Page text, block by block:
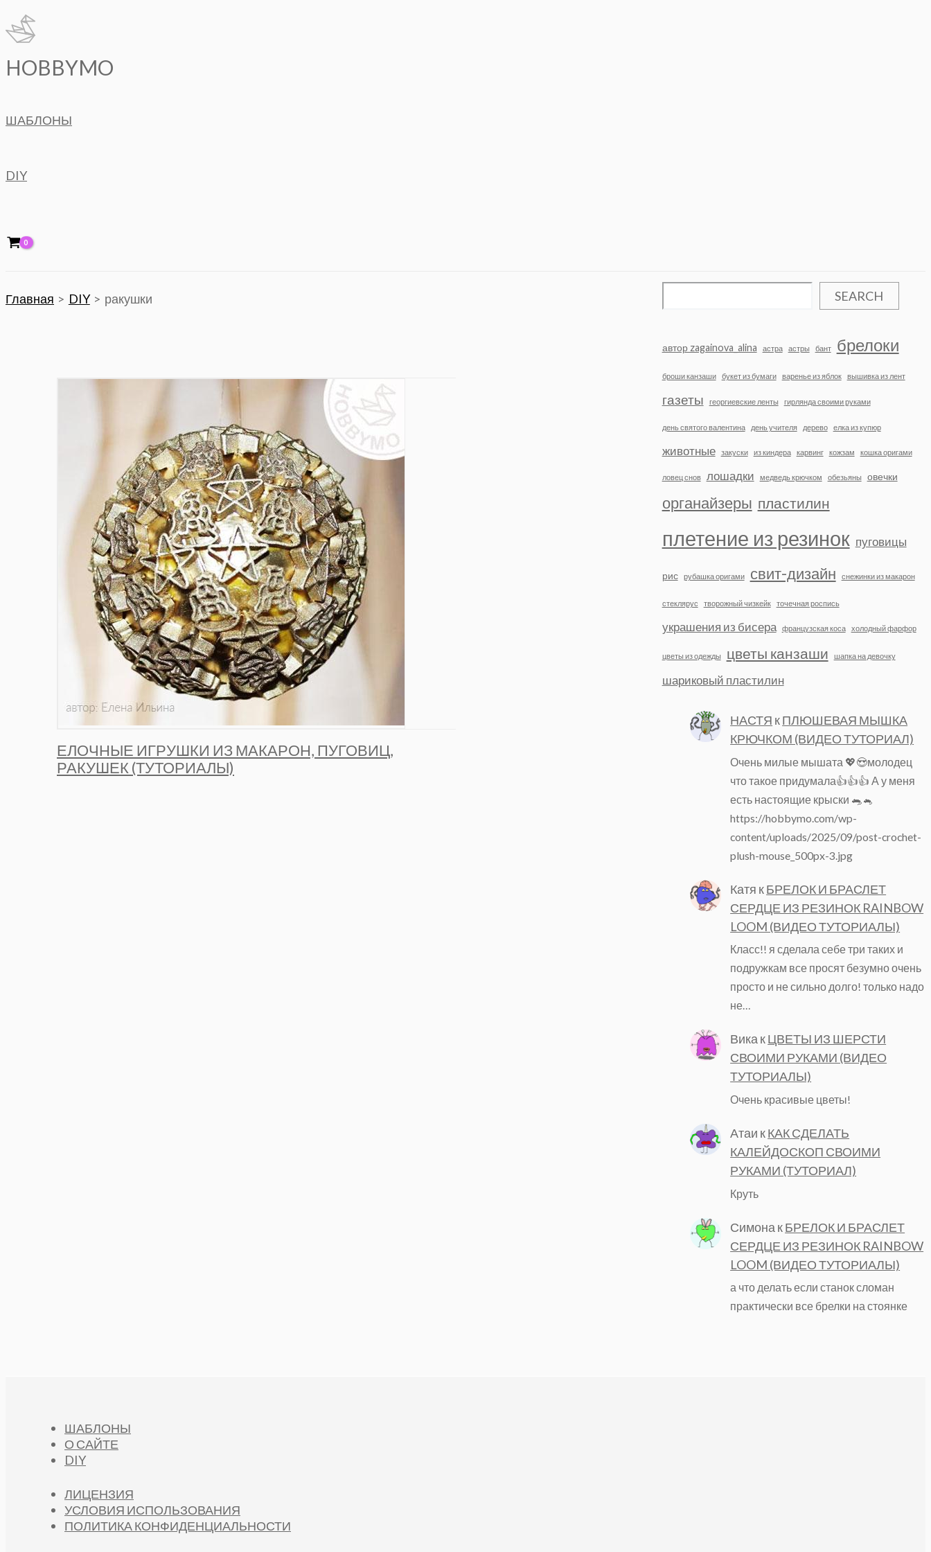
Перейти
к
содержимому
HOBBYMO
ШАБЛОНЫ
DIY
Главная DIY ракушки
ЕЛОЧНЫЕ ИГРУШКИ ИЗ МАКАРОН, ПУГОВИЦ,
РАКУШЕК (ТУТОРИАЛЫ)
SEARCH
автор zagainova_alina астра астры бант брелоки
броши канзаши букет из бумаги варенье из яблок вышивка из лент
газеты георгиевские ленты гирлянда своими руками
день святого валентина день учителя дерево елка из купюр
животные закуски из киндера карвинг кожзам кошка оригами
ловец снов лошадки медведь крючком обезьяны овечки
органайзеры пластилин
плетение из резинок пуговицы
рис рубашка оригами свит-дизайн снежинки из макарон
стеклярус творожный чизкейк точечная роспись
украшения из бисера французская коса холодный фарфор
цветы из одежды цветы канзаши шапка на девочку
шариковый пластилин
НАСТЯ кПЛЮШЕВАЯ МЫШКА
КРЮЧКОМ (ВИДЕО ТУТОРИАЛ)
Очень милые мышата 💖😍молодец
что такое придумала👍👍👍 А у меня
есть настоящие крыски 🐀🐁
https://hobbymo.com/wp-
content/uploads/2025/09/post-crochet-
plush-mouse_500px-3.jpg
Катя кБРЕЛОК И БРАСЛЕТ
СЕРДЦЕ ИЗ РЕЗИНОК RAINBOW
LOOM (ВИДЕО ТУТОРИАЛЫ)
Класс!! я сделала себе три таких и
подружкам все просят безумно очень
просто и не сильно долго! только надо
не…
ВикакЦВЕТЫ ИЗ ШЕРСТИ
СВОИМИ РУКАМИ (ВИДЕО
ТУТОРИАЛЫ)
Очень красивые цветы!
Атаи кКАК СДЕЛАТЬ
КАЛЕЙДОСКОП СВОИМИ
РУКАМИ (ТУТОРИАЛ)
Круть
Симона кБРЕЛОК И БРАСЛЕТ
СЕРДЦЕ ИЗ РЕЗИНОК RAINBOW
LOOM (ВИДЕО ТУТОРИАЛЫ)
а что делать если станок сломан
практически все брелки на стоянке
ШАБЛОНЫ
О САЙТЕ
DIY
ЛИЦЕНЗИЯ
УСЛОВИЯ ИСПОЛЬЗОВАНИЯ
ПОЛИТИКА КОНФИДЕНЦИАЛЬНОСТИ